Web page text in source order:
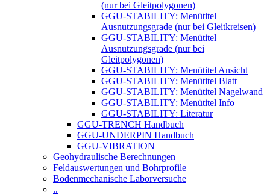
(nur bei Gleitpolygonen)
GGU-STABILITY: Menütitel
Ausnutzungsgrade (nur bei Gleitkreisen)
GGU-STABILITY: Menütitel
Ausnutzungsgrade (nur bei
Gleitpolygonen)
GGU-STABILITY: Menütitel Ansicht
GGU-STABILITY: Menütitel Blatt
GGU-STABILITY: Menütitel Nagelwand
GGU-STABILITY: Menütitel Info
GGU-STABILITY: Literatur
GGU-TRENCH Handbuch
GGU-UNDERPIN Handbuch
GGU-VIBRATION
Geohydraulische Berechnungen
Feldauswertungen und Bohrprofile
Bodenmechanische Laborversuche
..